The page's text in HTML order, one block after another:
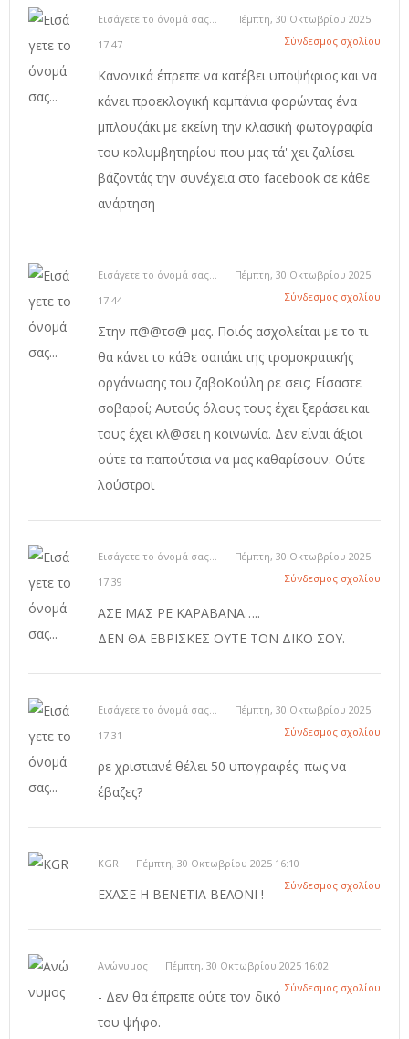
Εισάγετε το όνομά σας...
Πέμπτη, 30 Οκτωβρίου 2025
17:47
Σύνδεσμος σχολίου
Κανονικά έπρεπε να κατέβει υποψήφιος και να
κάνει προεκλογική καμπάνια φορώντας ένα
μπλουζάκι με εκείνη την κλασική φωτογραφία
του κολυμβητηρίου που μας τά' χει ζαλίσει
βάζοντάς την συνέχεια στο facebook σε κάθε
ανάρτηση
Εισάγετε το όνομά σας...
Πέμπτη, 30 Οκτωβρίου 2025
17:44
Σύνδεσμος σχολίου
Στην π@@τσ@ μας. Ποιός ασχολείται με το τι
θα κάνει το κάθε σαπάκι της τρομοκρατικής
οργάνωσης του ζαβοΚούλη ρε σεις; Είσαστε
σοβαροί; Αυτούς όλους τους έχει ξεράσει και
τους έχει κλ@σει η κοινωνία. Δεν είναι άξιοι
ούτε τα παπούτσια να μας καθαρίσουν. Ούτε
λούστροι
Εισάγετε το όνομά σας...
Πέμπτη, 30 Οκτωβρίου 2025
17:39
Σύνδεσμος σχολίου
ΑΣΕ ΜΑΣ ΡΕ ΚΑΡΑΒΑΝΑ…..
ΔΕΝ ΘΑ ΕΒΡΙΣΚΕΣ ΟΥΤΕ ΤΟΝ ΔΙΚΟ ΣΟΥ.
Εισάγετε το όνομά σας...
Πέμπτη, 30 Οκτωβρίου 2025
17:31
Σύνδεσμος σχολίου
ρε χριστιανέ θέλει 50 υπογραφές. πως να
έβαζες?
KGR
Πέμπτη, 30 Οκτωβρίου 2025 16:10
Σύνδεσμος σχολίου
ΕΧΑΣΕ Η ΒΕΝΕΤΙΑ ΒΕΛΟΝΙ !
Ανώνυμος
Πέμπτη, 30 Οκτωβρίου 2025 16:02
Σύνδεσμος σχολίου
- Δεν θα έπρεπε ούτε τον δικό
του ψήφο.